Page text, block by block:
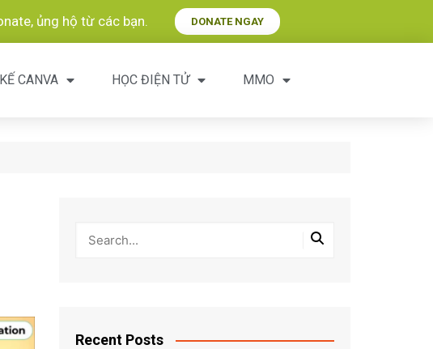
ủng hộ từ các bạn.​ DONATE NGAY
CANVA HỌC ĐIỆN TỬ MMO
Recent Posts